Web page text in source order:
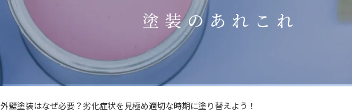
塗装のあれこれ
外壁塗装はなぜ必要？劣化症状を見極め適切な時期に塗り替えよう！